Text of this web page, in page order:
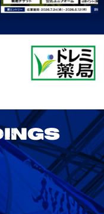
2026/27 明治安田J1
アビスパ福岡 vs 鹿島